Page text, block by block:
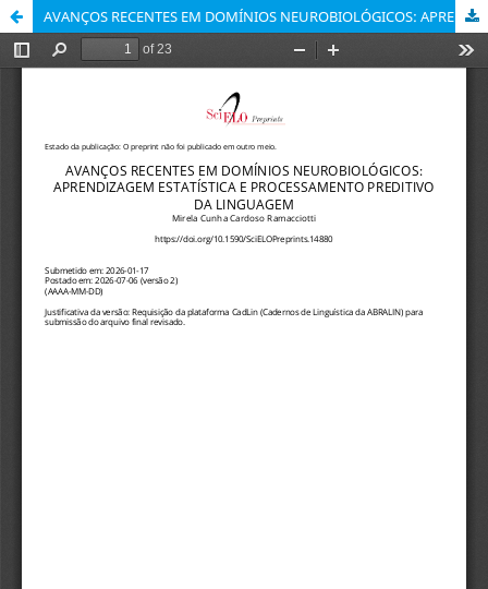
AVANÇOS RECENTES EM DOMÍNIOS NEUROBIOLÓGICOS: APRENDIZAGEM ESTATÍSTICA E PROCESSAMENTO PREDITIVO DA LINGUAGEM